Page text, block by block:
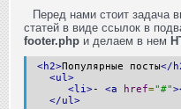
Перед нами стоит задача
статей в виде ссылок в
footer.php и делаем в нем
<h2>Популярные посты</
<ul>
<li>- <a href="#"
</ul>